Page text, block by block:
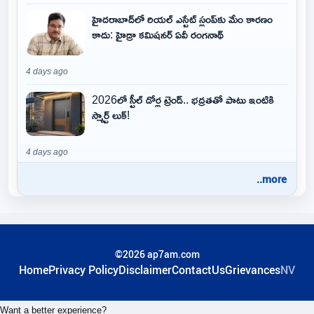
హైదరాబాద్‌లో రియల్ ఎస్టేట్ స్లంప్‌కు మేం కారణం
కాదు: హైడ్రా కమిషనర్ ఏవీ రంగనాథ్
4 days ago
2026లో స్టీల్ డోర్ల ట్రెండ్.. భద్రతతో పాటు ఇంటికి
స్మార్ట్ లుక్!
4 days ago
..more
©2026 ap7am.com
HomePrivacy PolicyDisclaimerContactUsGrievancesNV
Want a better experience?